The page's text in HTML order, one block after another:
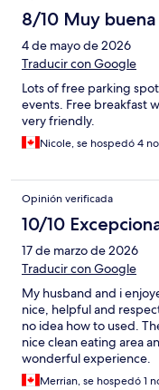
8/10 Muy buena
4 de mayo de 2026
Traducir con Google
Lots of free parking
events. Free breakfast
very friendly.
Nicole, se hospedó 4
Opinión verificada
10/10
17 de marzo de 2026
Traducir con Google
My husband and i
nice, helpful and
no idea how to used.
nice clean eating area
wonderful experience.
Merrian, se hospedó 1